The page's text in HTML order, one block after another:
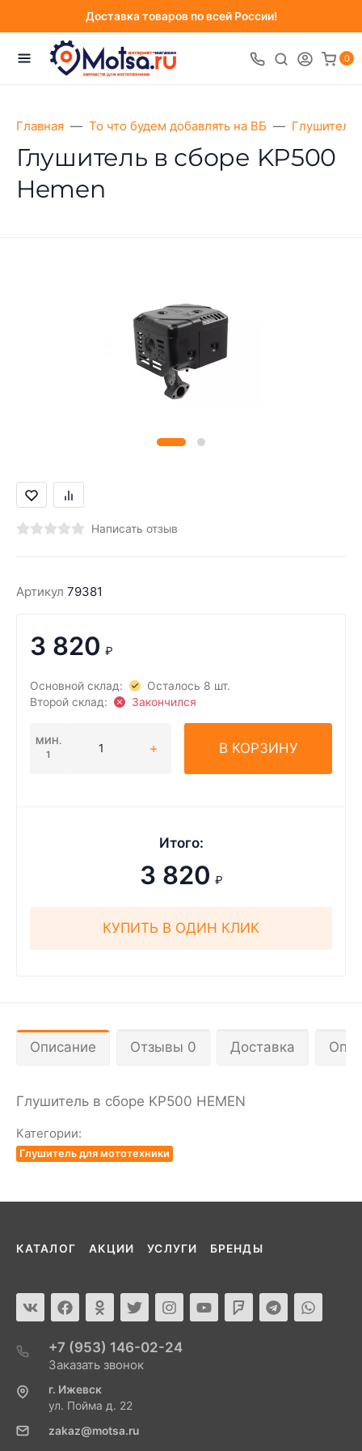
Доставка товаров по всей России!
0
Главная То что будем добавлять на ВБ Глушители
Глушитель в сборе KP500
Hemen
Написать отзыв
Артикул 79381
3 820 ₽
Основной склад:
Осталось 8 шт.
Второй склад:
Закончился
МИН.
1
В КОРЗИНУ
Итого:
3 820 ₽
КУПИТЬ В ОДИН КЛИК
Описание Отзывы 0 Доставка
Глушитель в сборе KP500 HEMEN
Категории:
Глушитель для мототехники
КАТАЛОГ АКЦИИ УСЛУГИ БРЕНДЫ
+7 (953) 146-02-24
Заказать звонок
г. Ижевск
ул. Пойма д. 22
zakaz@motsa.ru